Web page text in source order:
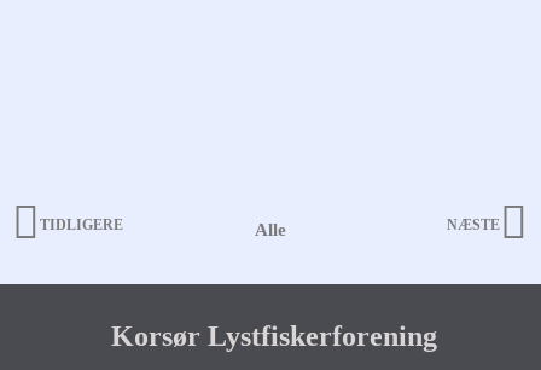
TIDLIGERE NÆSTE
Alle
Korsør Lystfiskerforening